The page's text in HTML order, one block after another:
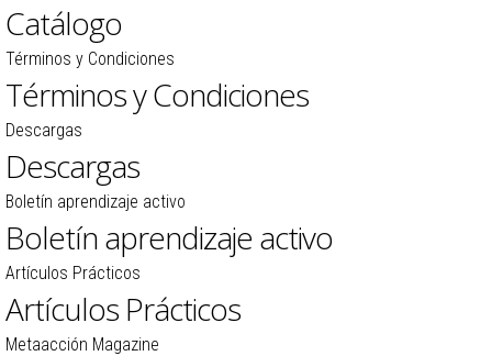
Catálogo
Términos y Condiciones
Términos y Condiciones
Descargas
Descargas
Boletín aprendizaje activo
Boletín aprendizaje activo
Artículos Prácticos
Artículos Prácticos
Metaacción Magazine